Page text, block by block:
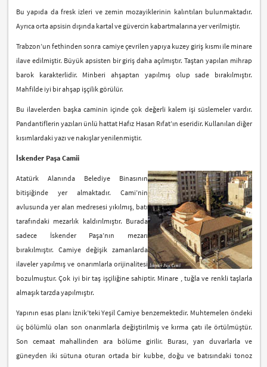
Bu yapıda da fresk izleri ve zemin mozayiklerinin kalıntıları bulunmaktadır.
Ayrıca orta apsisin dışında kartal ve güvercin kabartmalarına yer verilmiştir.
Trabzon’un fethinden sonra camiye çevrilen yapıya kuzey giriş kısmı ile minare
ilave edilmiştir. Büyük apsisten bir giriş daha açılmıştır. Taştan yapılan mihrap
barok karakterlidir. Minberi ahşaptan yapılmış olup sade bırakılmıştır.
Mahfilde iyi bir ahşap işçilik görülür.
Bu ilavelerden başka caminin içinde çok değerli kalem işi süslemeler vardır.
Pandantiflerin yazıları ünlü hattat Hafız Hasan Rıfat’ın eseridir. Kullanılan diğer
kısımlardaki yazı ve nakışlar yenilenmiştir.
İskender Paşa Camii
Atatürk Alanında Belediye Binasının
bitişiğinde yer almaktadır. Cami’nin
avlusunda yer alan medresesi yıkılmış, batı
tarafındaki mezarlık kaldırılmıştır. Burada
sadece İskender Paşa’nın mezarı
bırakılmıştır. Camiye değişik zamanlarda
ilaveler yapılmış ve onarımlarla orijinalitesi
bozulmuştur. Çok iyi bir taş işçiliğine sahiptir. Minare , tuğla ve renkli taşlarla
almaşık tarzda yapılmıştır.
Yapının esas planı İznik’teki Yeşil Camiye benzemektedir. Muhtemelen öndeki
üç bölümlü olan son onarımlarla değiştirilmiş ve kırma çatı ile örtülmüştür.
Son cemaat mahallinden ara bölüme girilir. Burası, yan duvarlarla ve
güneyden iki sütuna oturan ortada bir kubbe, doğu ve batısındaki tonoz